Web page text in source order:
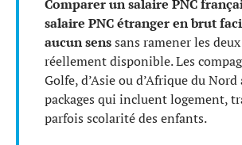
Comparer un salaire PNC
salaire PNC étranger en brut
aucun senssans ramener les
réellement disponible. Les
Golfe, d’Asie ou d’Afrique du
packages qui incluent logement,
parfois scolarité des enfants.